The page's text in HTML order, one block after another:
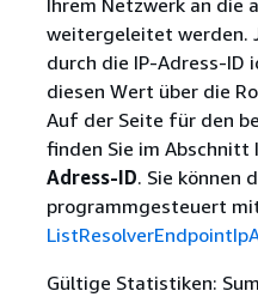
Ihrem Netzwerk an die
weitergeleitet werden.
durch die IP-Adress-ID
diesen Wert über die
Auf der Seite für den
finden Sie im Abschnitt
Adress-ID. Sie können
programmgesteuert
Gültige Statistiken: